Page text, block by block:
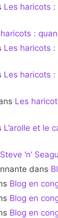
Les haricots
:
Les haricots
Les haricots
Les
L’arolle et le
Steve ‘n’
dans
Blog en
Blog en
Blog en